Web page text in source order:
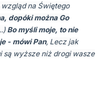
na Świętego
dopóki można Go
Bo myśli moje, to nie
- mówi Pan, Lecz jak
są wyższe niż drogi wasze